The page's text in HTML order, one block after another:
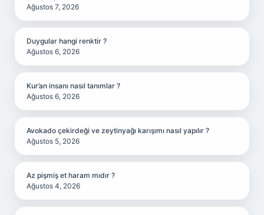
Ağustos 7, 2026
Duygular hangi renktir ?
Ağustos 6, 2026
Kur’an insanı nasıl tanımlar ?
Ağustos 6, 2026
Avokado çekirdeği ve zeytinyağı karışımı nasıl yapılır ?
Ağustos 5, 2026
Az pişmiş et haram mıdır ?
Ağustos 4, 2026